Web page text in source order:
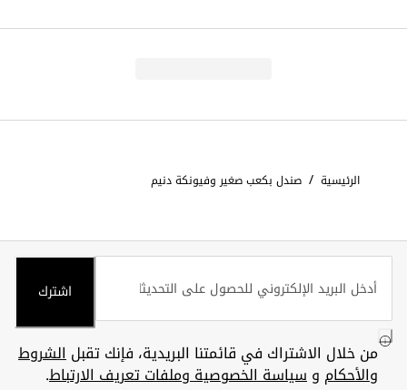
الرئيسية / صندل بكعب صغير وفيونكة دنيم
اشترك
من خلال الاشتراك في قائمتنا البريدية، فإنك تقبلالشروط
والأحكام وسياسة الخصوصية وملفات تعريف الارتباط.